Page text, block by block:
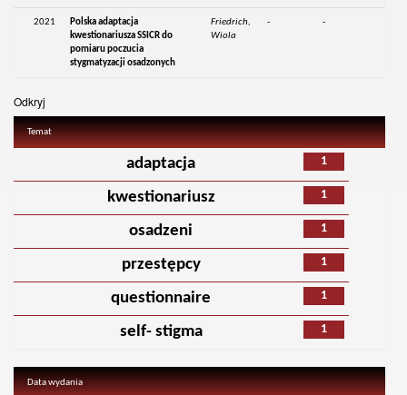
2021
Polska adaptacja
kwestionariusza SSICR do
pomiaru poczucia
stygmatyzacji osadzonych
Friedrich,
Wiola
- -
Odkryj
Temat
1
adaptacja
1
kwestionariusz
1
osadzeni
1
przestępcy
1
questionnaire
1
self- stigma
Data wydania